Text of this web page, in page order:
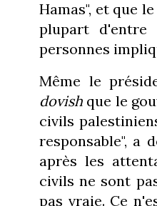
Hamas", et que
plupart d'entre
personnes
Même le
dovish que le
civils
responsable", a
après les
civils ne sont
pas vraie. Ce